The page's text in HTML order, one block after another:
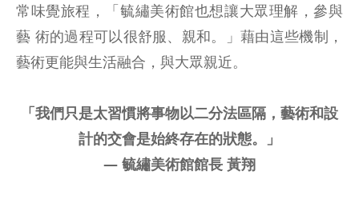
常味覺旅程，「毓繡美術館也想讓大眾理解，參與
藝 術的過程可以很舒服、親和。」藉由這些機制，
藝術更能與生活融合，與大眾親近。
「我們只是太習慣將事物以二分法區隔，藝術和設
計的交會是始終存在的狀態。」
— 毓繡美術館館長 黃翔